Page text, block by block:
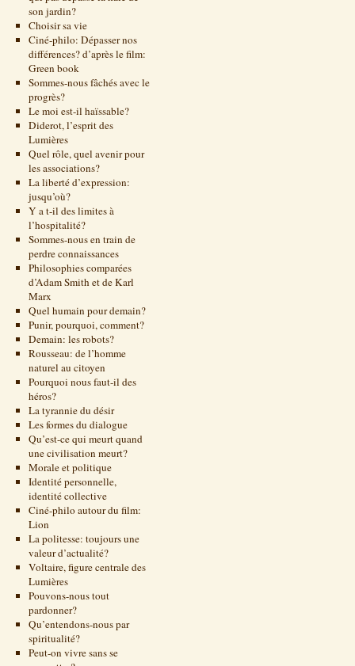
son jardin?
Choisir sa vie
Ciné-philo: Dépasser nos
différences? d’après le film:
Green book
Sommes-nous fâchés avec le
progrès?
Le moi est-il haïssable?
Diderot, l’esprit des
Lumières
Quel rôle, quel avenir pour
les associations?
La liberté d’expression:
jusqu’où?
Y a t-il des limites à
l’hospitalité?
Sommes-nous en train de
perdre connaissances
Philosophies comparées
d’Adam Smith et de Karl
Marx
Quel humain pour demain?
Punir, pourquoi, comment?
Demain: les robots?
Rousseau: de l’homme
naturel au citoyen
Pourquoi nous faut-il des
héros?
La tyrannie du désir
Les formes du dialogue
Qu’est-ce qui meurt quand
une civilisation meurt?
Morale et politique
Identité personnelle,
identité collective
Ciné-philo autour du film:
Lion
La politesse: toujours une
valeur d’actualité?
Voltaire, figure centrale des
Lumières
Pouvons-nous tout
pardonner?
Qu’entendons-nous par
spiritualité?
Peut-on vivre sans se